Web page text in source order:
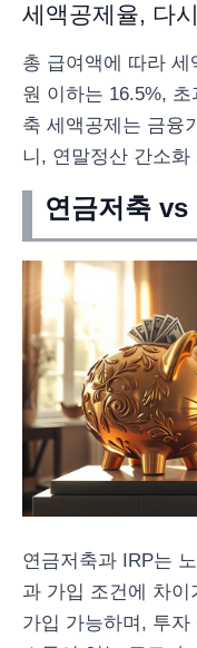
세액공제율, 다
총 급여액에 따라
원 이하는 16.5%,
축 세액공제는 금융
니, 연말정산 간소
연금저축 vs
연금저축과 IRP는
과 가입 조건에 차
가입 가능하며, 투